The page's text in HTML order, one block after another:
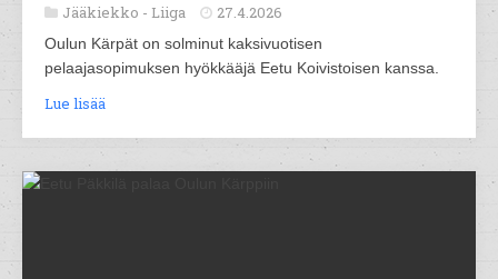
Jääkiekko - Liiga 27.4.2026
Oulun Kärpät on solminut kaksivuotisen
pelaajasopimuksen hyökkääjä Eetu Koivistoisen kanssa.
Lue lisää